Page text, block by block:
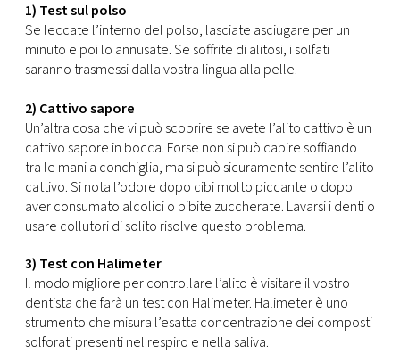
1) Test sul polso
Se leccate l’interno del polso, lasciate asciugare per un
minuto e poi lo annusate. Se soffrite di alitosi, i solfati
saranno trasmessi dalla vostra lingua alla pelle.
2) Cattivo sapore
Un’altra cosa che vi può scoprire se avete l’alito cattivo è un
cattivo sapore in bocca. Forse non si può capire soffiando
tra le mani a conchiglia, ma si può sicuramente sentire l’alito
cattivo. Si nota l’odore dopo cibi molto piccante o dopo
aver consumato alcolici o bibite zuccherate. Lavarsi i denti o
usare collutori di solito risolve questo problema.
3) Test con Halimeter
Il modo migliore per controllare l’alito è visitare il vostro
dentista che farà un test con Halimeter. Halimeter è uno
strumento che misura l’esatta concentrazione dei composti
solforati presenti nel respiro e nella saliva.